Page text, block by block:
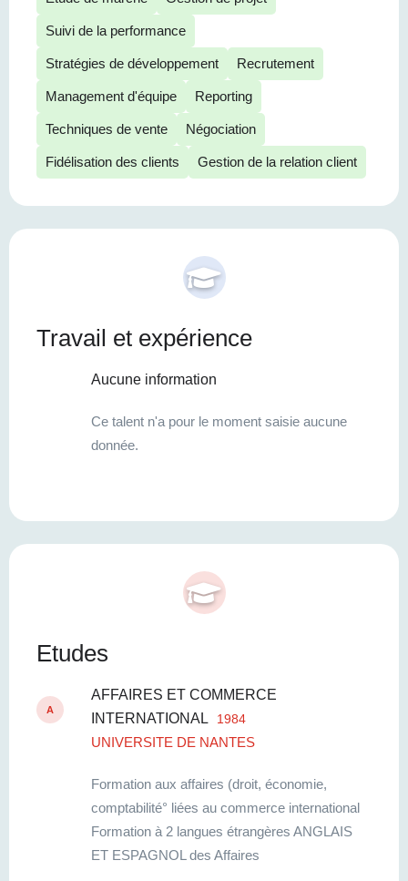
Suivi de la performance
Stratégies de développement Recrutement
Management d'équipe Reporting
Techniques de vente Négociation
Fidélisation des clients Gestion de la relation client
Travail et expérience
Aucune information
Ce talent n'a pour le moment saisie aucune
donnée.
Etudes
A
AFFAIRES ET COMMERCE
INTERNATIONAL
1984
UNIVERSITE DE NANTES
Formation aux affaires (droit, économie,
comptabilité° liées au commerce international
Formation à 2 langues étrangères ANGLAIS
ET ESPAGNOL des Affaires